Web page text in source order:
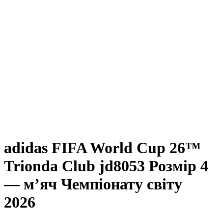
adidas FIFA World Cup 26™
Trionda Club jd8053 Розмір 4
— м’яч Чемпіонату світу
2026